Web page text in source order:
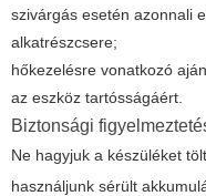
szivárgás esetén azonnali
alkatrészcsere;
hőkezelésre vonatkozó
az eszköz tartósságáért.
Biztonsági
Ne hagyjuk a készüléket
használjunk sérült